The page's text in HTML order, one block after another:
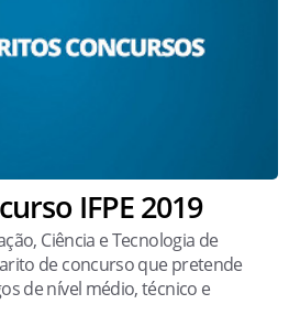
IFPE 2019
Ciência e Tecnologia de
de concurso que pretende
de nível médio, técnico e